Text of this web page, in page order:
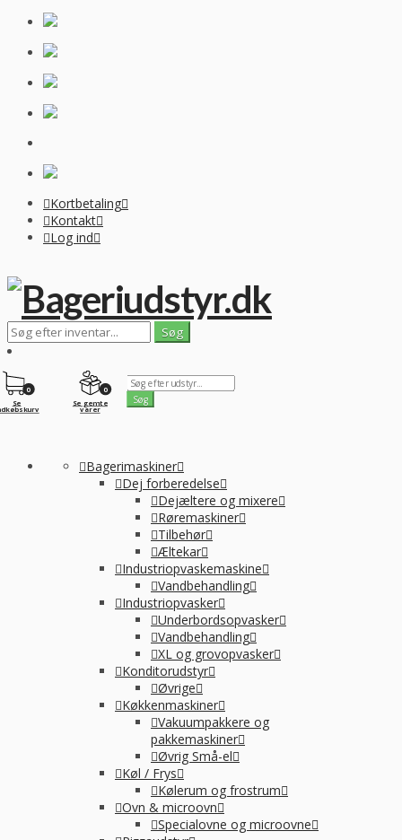
Kortbetaling
Kontakt
Log ind
0
Se gemte
varer
0
Se
Bagerimaskiner
Dej forberedelse
Dejæltere og mixere
Røremaskiner
Tilbehør
Æltekar
Industriopvaskemaskine
Vandbehandling
Industriopvasker
Underbordsopvasker
Vandbehandling
XL og grovopvasker
Konditorudstyr
Øvrige
Køkkenmaskiner
Vakuumpakkere og
pakkemaskiner
Øvrig Små-el
Køl / Frys
Kølerum og frostrum
Ovn & microovn
Specialovne og microovne